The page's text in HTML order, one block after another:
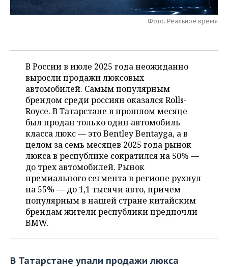
ЭНЕРГЕТИКА
ОТКРЫТАЯ ЛЕКЦИЯ
БАСКЕТБОЛ
ВОЛЕЙБОЛ
КИБЕРСПОРТ
ФИГУРНОЕ КАТАНИЕ
ВОДНЫЕ ВИДЫ СПОРТА
ХОККЕЙ С МЯЧОМ
ИНФРАСТРУКТУРА
ИСТОРИЯ
КУЛЬТУРА
МЕДИЦИНА
ОБРАЗОВАНИЕ
ПРОИСШЕСТВИЯ
СПРАВОЧНИК
СПИСОК ПЕРСОН
СПИСОК КОМПАНИЙ
ПОЛНАЯ ВЕРСИЯ
Фото: Реальное время
В России в июле 2025 года неожиданно
выросли продажи люкcовых
автомобилей. Самым популярным
брендом среди россиян оказался Rolls-
Royce. В Татарстане в прошлом месяце
был продан только один автомобиль
класса люкс — это Bentley Bentayga, а в
целом за семь месяцев 2025 года рынок
люкса в республике сократился на 50% —
до трех автомобилей. Рынок
премиального сегмента в регионе рухнул
на 55% — до 1,1 тысячи авто, причем
популярным в нашей стране китайским
брендам жители республики предпочли
BMW.
В Татарстане упали продажи люкса